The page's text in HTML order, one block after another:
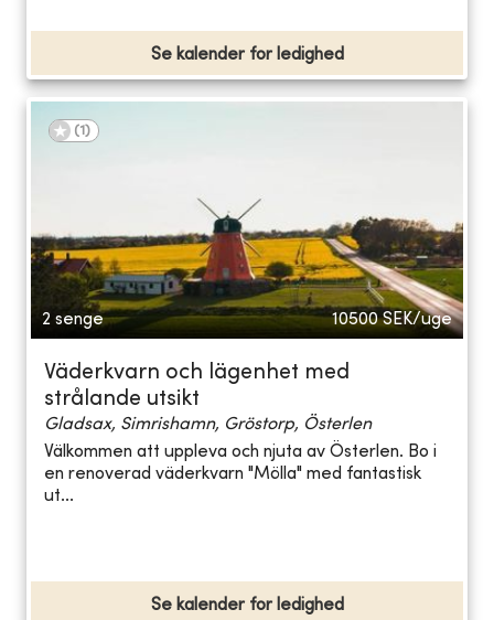
Se kalender for ledighed
(1 )
2 senge 10500 SEK/uge
Väderkvarn och lägenhet med
strålande utsikt
Gladsax, Simrishamn, Gröstorp, Österlen
Välkommen att uppleva och njuta av Österlen. Bo i
en renoverad väderkvarn "Mölla" med fantastisk
ut...
Se kalender for ledighed